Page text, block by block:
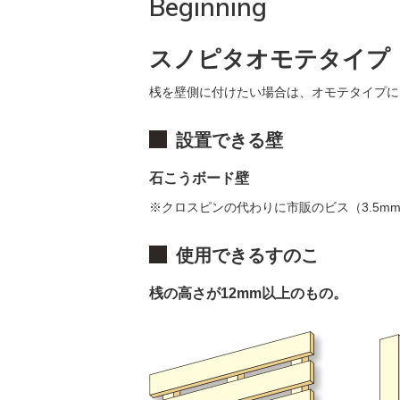
Beginning
スノピタオモテタイプ
桟を壁側に付けたい場合は、オモテタイプ
設置できる壁
石こうボード壁
※クロスピンの代わりに市販のビス（
使用できるすのこ
桟の高さが12mm以上のもの。